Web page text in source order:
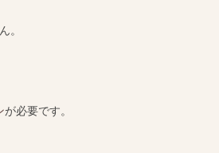
。
が必要です。